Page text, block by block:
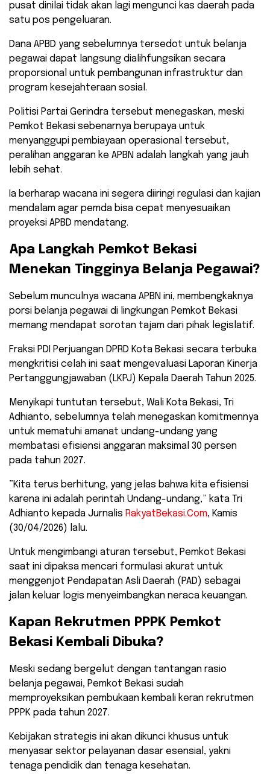
pusat dinilai tidak akan lagi mengunci kas daerah pada
satu pos pengeluaran.
Dana APBD yang sebelumnya tersedot untuk belanja
pegawai dapat langsung dialihfungsikan secara
proporsional untuk pembangunan infrastruktur dan
program kesejahteraan sosial.
​Politisi Partai Gerindra tersebut menegaskan, meski
Pemkot Bekasi sebenarnya berupaya untuk
menyanggupi pembiayaan operasional tersebut,
peralihan anggaran ke APBN adalah langkah yang jauh
lebih sehat.
Ia berharap wacana ini segera diiringi regulasi dan kajian
mendalam agar pemda bisa cepat menyesuaikan
proyeksi APBD mendatang.
​Apa Langkah Pemkot Bekasi
Menekan Tingginya Belanja Pegawai?
​Sebelum munculnya wacana APBN ini, membengkaknya
porsi belanja pegawai di lingkungan Pemkot Bekasi
memang mendapat sorotan tajam dari pihak legislatif.
Fraksi PDI Perjuangan DPRD Kota Bekasi secara terbuka
mengkritisi celah ini saat mengevaluasi Laporan Kinerja
Pertanggungjawaban (LKPJ) Kepala Daerah Tahun 2025.
​Menyikapi tuntutan tersebut, Wali Kota Bekasi, Tri
Adhianto, sebelumnya telah menegaskan komitmennya
untuk mematuhi amanat undang-undang yang
membatasi efisiensi anggaran maksimal 30 persen
pada tahun 2027.
​”Kita terus berhitung, yang jelas bahwa kita efisiensi
karena ini adalah perintah Undang-undang,” kata Tri
Adhianto kepada Jurnalis RakyatBekasi.Com, Kamis
(30/04/2026) lalu.
​Untuk mengimbangi aturan tersebut, Pemkot Bekasi
saat ini dipaksa mencari formulasi akurat untuk
menggenjot Pendapatan Asli Daerah (PAD) sebagai
jalan keluar logis menyeimbangkan neraca keuangan.
​Kapan Rekrutmen PPPK Pemkot
Bekasi Kembali Dibuka?
​Meski sedang bergelut dengan tantangan rasio
belanja pegawai, Pemkot Bekasi sudah
memproyeksikan pembukaan kembali keran rekrutmen
PPPK pada tahun 2027.
Kebijakan strategis ini akan dikunci khusus untuk
menyasar sektor pelayanan dasar esensial, yakni
tenaga pendidik dan tenaga kesehatan.